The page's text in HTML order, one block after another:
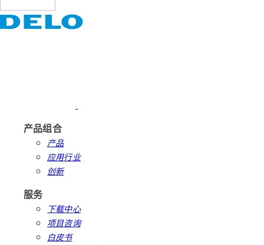
产品组合
产品
应用行业
创新
服务
下载中心
项目咨询
白皮书